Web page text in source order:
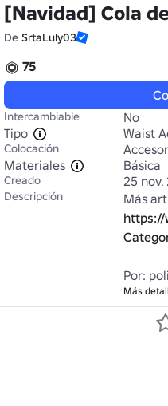
[Navidad] Cola
De SrtaLuly03
75
Intercambiable
No
Tipo
Waist
Colocación
Materiales
Básica
Creado 25 nov.
Descripción
https://
Por:
Más